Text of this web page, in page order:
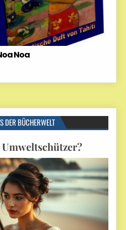
Noa
DER BÜCHERWELT